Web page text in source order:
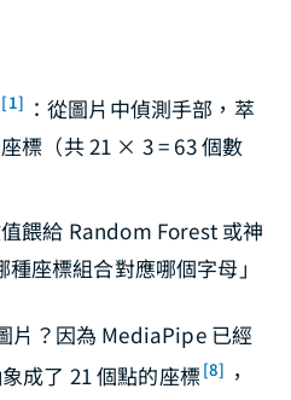
[1] ：從圖片中偵測手部，萃
標（共 21 × 3 = 63 個數
值餵給 Random Forest 或神
座標組合對應哪個字母」
片？因為 MediaPipe 已經
成了 21 個點的座標 [8] ，